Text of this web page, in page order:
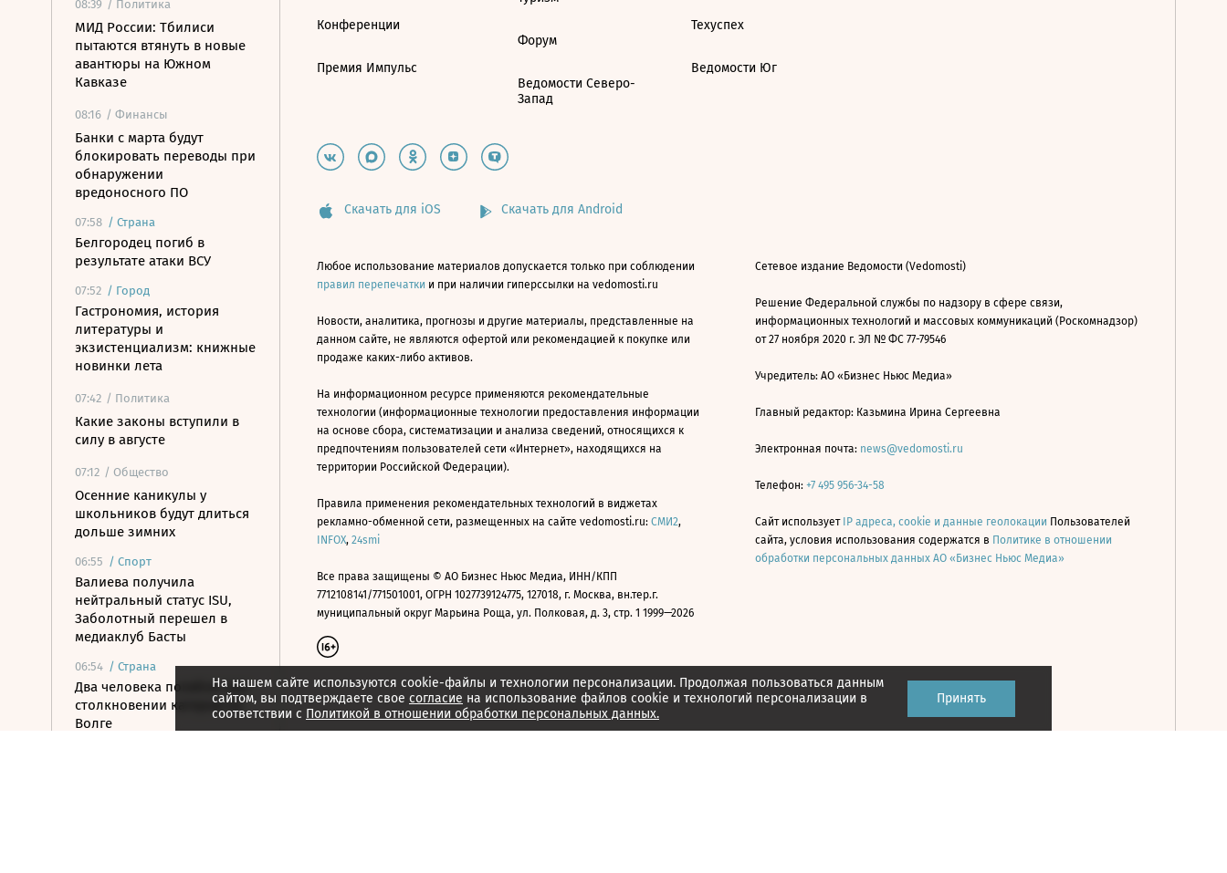
08:39 / Политика
МИД России: Тбилиси
пытаются втянуть в новые
авантюры на Южном
Кавказе
08:16 / Финансы
Банки с марта будут
блокировать переводы при
обнаружении
вредоносного ПО
07:58 / Страна
Белгородец погиб в
результате атаки ВСУ
07:52 / Город
Гастрономия, история
литературы и
экзистенциализм: книжные
новинки лета
07:42 / Политика
Какие законы вступили в
силу в августе
07:12 / Общество
Осенние каникулы у
школьников будут длиться
дольше зимних
06:55 / Спорт
Валиева получила
нейтральный статус ISU,
Заболотный перешел в
медиаклуб Басты
06:54 / Страна
Два человека погибли при
столкновении катеров на
Волге
На нашем сайте используются cookie-файлы и технологии персонализации. Продолжая пользоваться данным
сайтом, вы подтверждаете свое согласие на использование файлов cookie и технологий персонализации в
соответствии с Политикой в отношении обработки персональных данных.
Принять
Конференции
Премия Импульс
Форум
Ведомости Северо-
Запад
Техуспех
Ведомости Юг
Скачать для iOS Скачать для Android
Любое использование материалов допускается только при соблюдении
правил перепечатки и при наличии гиперссылки на vedomosti.ru
Новости, аналитика, прогнозы и другие материалы, представленные на
данном сайте, не являются офертой или рекомендацией к покупке или
продаже каких-либо активов.
На информационном ресурсе применяются рекомендательные
технологии (информационные технологии предоставления информации
на основе сбора, систематизации и анализа сведений, относящихся к
предпочтениям пользователей сети «Интернет», находящихся на
территории Российской Федерации).
Правила применения рекомендательных технологий в виджетах
рекламно-обменной сети, размещенных на сайте vedomosti.ru: СМИ2,
INFOX, 24smi
Все права защищены © АО Бизнес Ньюс Медиа, ИНН/КПП
7712108141/771501001, ОГРН 1027739124775, 127018, г. Москва, вн.тер.г.
муниципальный округ Марьина Роща, ул. Полковая, д. 3, стр. 1 1999—2026
Сетевое издание Ведомости (Vedomosti)
Решение Федеральной службы по надзору в сфере связи,
информационных технологий и массовых коммуникаций (Роскомнадзор)
от 27 ноября 2020 г. ЭЛ № ФС 77-79546
Учредитель: АО «Бизнес Ньюс Медиа»
Главный редактор: Казьмина Ирина Сергеевна
Электронная почта: news@vedomosti.ru
Телефон: +7 495 956-34-58
Сайт использует IP адреса, cookie и данные геолокации Пользователей
сайта, условия использования содержатся в Политике в отношении
обработки персональных данных АО «Бизнес Ньюс Медиа»